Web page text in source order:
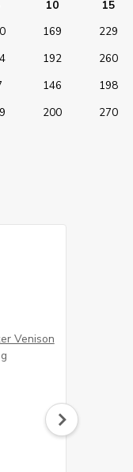
10
15
169
229
192
260
146
198
200 270